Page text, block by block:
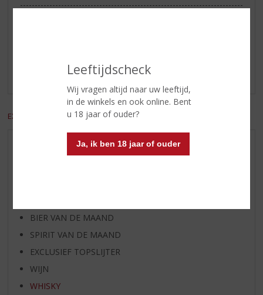
Leeftijdscheck
Wij vragen altijd naar uw leeftijd,
in de winkels en ook online. Bent
u 18 jaar of ouder?
Ja, ik ben 18 jaar of ouder
Er zijn nog geen reviews geplaatst voor dit product
EXCL. BTW INCL. BTW
AANBIEDINGEN
BIER VAN DE MAAND
SPIRIT VAN DE MAAND
EXCLUSIEF TOPSLIJTER
WIJN
WHISKY